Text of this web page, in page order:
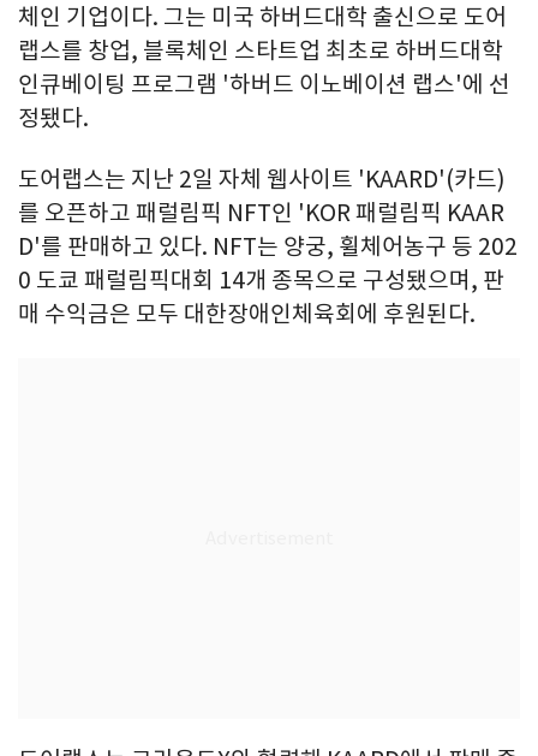
체인 기업이다. 그는 미국 하버드대학 출신으로 도어
랩스를 창업, 블록체인 스타트업 최초로 하버드대학
인큐베이팅 프로그램 '하버드 이노베이션 랩스'에 선
정됐다.
도어랩스는 지난 2일 자체 웹사이트 'KAARD'(카드)
를 오픈하고 패럴림픽 NFT인 'KOR 패럴림픽 KAAR
D'를 판매하고 있다. NFT는 양궁, 휠체어농구 등 202
0 도쿄 패럴림픽대회 14개 종목으로 구성됐으며, 판
매 수익금은 모두 대한장애인체육회에 후원된다.